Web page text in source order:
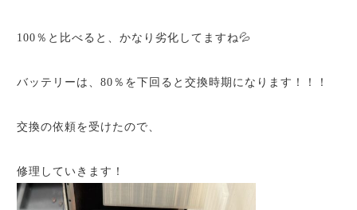
100％と比べると、かなり劣化してますね💦
バッテリーは、80％を下回ると交換時期になります！！！
交換の依頼を受けたので、
修理していきます！